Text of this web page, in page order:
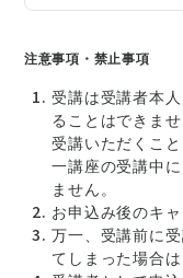
は『クレジット払い(
す。
お申込み手続きは、
会議オンラインへ
初めての方は、先
注意事項・禁止事項
受講は受講者本
ることはできま
受講いただくこ
一講座の受講中
ません。
お申込み後のキ
万一、受講前に
てしまった場合